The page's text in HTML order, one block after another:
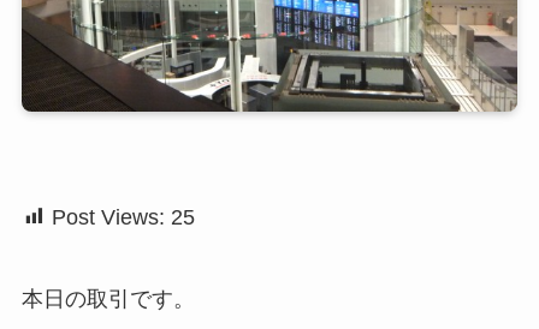
Post Views: 25
本日の取引です。